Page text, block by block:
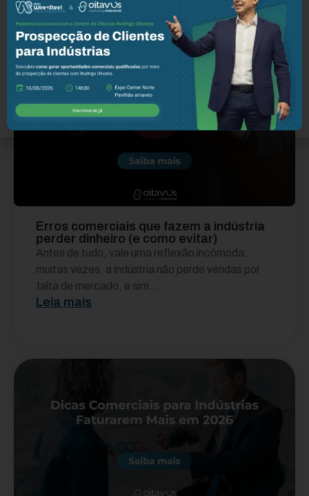
Erros comerciais que fazem a indústria
perder dinheiro (e como evitar)
Antes de tudo, vale uma reflexão incômoda:
muitas vezes, a indústria não perde vendas por
falta de mercado, e sim...
Leia mais